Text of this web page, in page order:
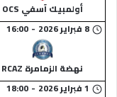
أولمبيك آسفي OCS
8 فبراير 2026 -
16:00
نهضة الزمامرة RCAZ
1 فبراير 2026 -
18:00